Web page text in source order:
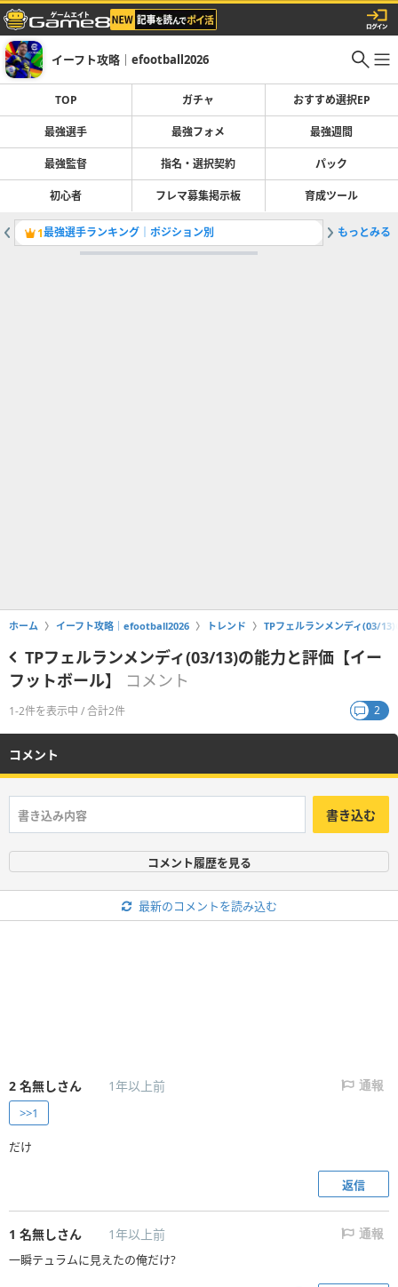
イーフト攻略｜efootball2026
TOP ガチャ おすすめ選択EP
最強選手 最強フォメ 最強週間
最強監督 指名・選択契約 パック
初心者 フレマ募集掲示板 育成ツール
1最強選手ランキング｜ポジション別 2
もっとみる
ホーム イーフト攻略｜efootball2026 トレンド TPフェルランメンディ(03/
TPフェルランメンディ(03/13)の能力と評価【イー
フットボール】
コメント
1-2件を表示中 / 合計2件 2
コメント
書き込む
コメント履歴を見る
最新のコメントを読み込む
2 名無しさん 1年以上前 通報
>>1
だけ
返信
1 名無しさん 1年以上前 通報
一瞬テュラムに見えたの俺だけ?